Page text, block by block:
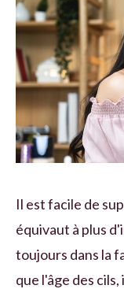
Il est facile de
équivaut à plus
toujours dans la
que l'âge des